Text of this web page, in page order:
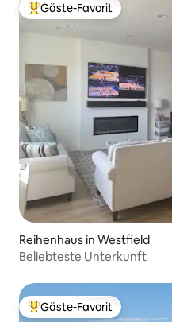
Beliebter Gäste-Favorit.
Gäste-Favorit
Reihenhaus in Westfield
Beliebteste Unterkunft
Beliebter Gäste-Favorit.
Gäste-Favorit